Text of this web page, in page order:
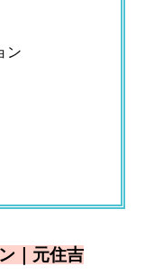
ン
｜元住吉